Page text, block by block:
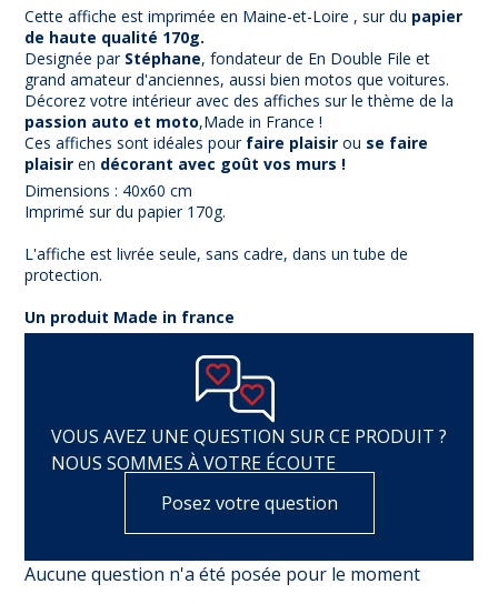
Cette affiche est imprimée en Maine-et-Loire , sur du papier
de haute qualité 170g.
Designée par Stéphane, fondateur de En Double File et
grand amateur d'anciennes, aussi bien motos que voitures.
Décorez votre intérieur avec des affiches sur le thème de la
passion auto et moto,Made in France !
Ces affiches sont idéales pour faire plaisir ou se faire
plaisir en décorant avec goût vos murs !
Dimensions : 40x60 cm
Imprimé sur du papier 170g.
L'affiche est livrée seule, sans cadre, dans un tube de
protection.
Un produit Made in france
VOUS AVEZ UNE QUESTION SUR CE PRODUIT ?
NOUS SOMMES À VOTRE ÉCOUTE
Posez votre question
Aucune question n'a été posée pour le moment